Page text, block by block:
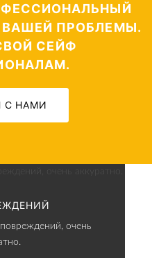
ПРОБЛЕМЫ.
СЕЙФ
С НАМИ
очень